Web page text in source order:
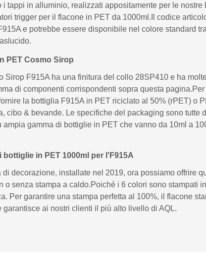
i tappi in alluminio, realizzati appositamente per le
trigger per il flacone in PET da 1000ml.Il codice
e potrebbe essere disponibile nel colore standard
PET Cosmo Sirop
Sirop F915A ha una finitura del collo 28SP410 e ha
di componenti corrispondenti sopra questa
la bottiglia F915A in PET riciclato al 50% (rPET) o
cibo & bevande. Le specifiche del packaging sono tutte
ampia gamma di bottiglie in PET che vanno da 10ml a
in PET 1000ml per l'F915A
decorazione, installate nel 2019, ora possiamo offrire
o senza stampa a caldo.Poiché i 6 colori sono stampati
Per garantire una stampa perfetta al 100%, il flacone
garantisce ai nostri clienti il ​​più alto livello di AQL.